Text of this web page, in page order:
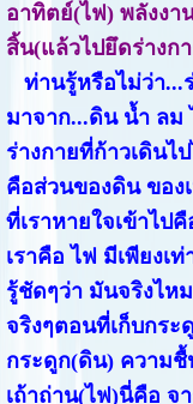
อาทิตย์(ไฟ) พลังงา
สิ้น(แล้วไปยึดร่างก
ท่านรู้หรือไม่ว่า...
มาจาก...ดิน น้ำ ลม
ร่างกายที่ก้าวเดินไ
คือส่วนของดิน ของ
ที่เราหายใจเข้าไป
เราคือ ไฟ มีเพียงเ
รู้ชัดๆว่า มันจริงไห
จริงๆตอนที่เก็บกระ
กระดูก(ดิน) ความ
เถ้าถ่าน(ไฟ)นี่คือ จ